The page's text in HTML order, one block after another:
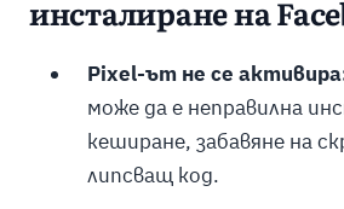
инсталиране на
Pixel-ът не се
може да е неправилна
кеширане, забавяне на
липсващ код.